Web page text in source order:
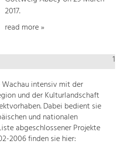
2017.
read more »
1
intensiv mit der
und der Kulturlandschaft
Dabei bedient sie
und nationalen
abgeschlossener Projekte
2006 finden sie hier: